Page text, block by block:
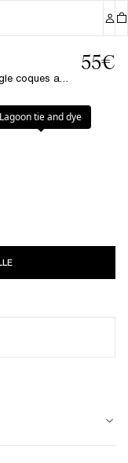
Haut de maillot de bain sans armature triangle coques amovibles - Bright melon
55€
dye
Lagoon tie and dye